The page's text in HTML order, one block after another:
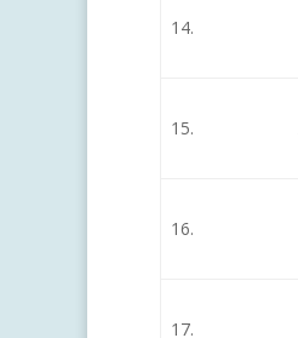
14.
15.
16.
17.